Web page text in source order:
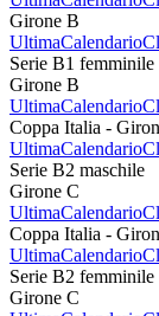
Girone B
UltimaCalendario
Serie B1 femminile
Girone B
UltimaCalendario
Coppa Italia -
UltimaCalendario
Serie B2 maschile
Girone C
UltimaCalendario
Coppa Italia -
UltimaCalendario
Serie B2 femminile
Girone C